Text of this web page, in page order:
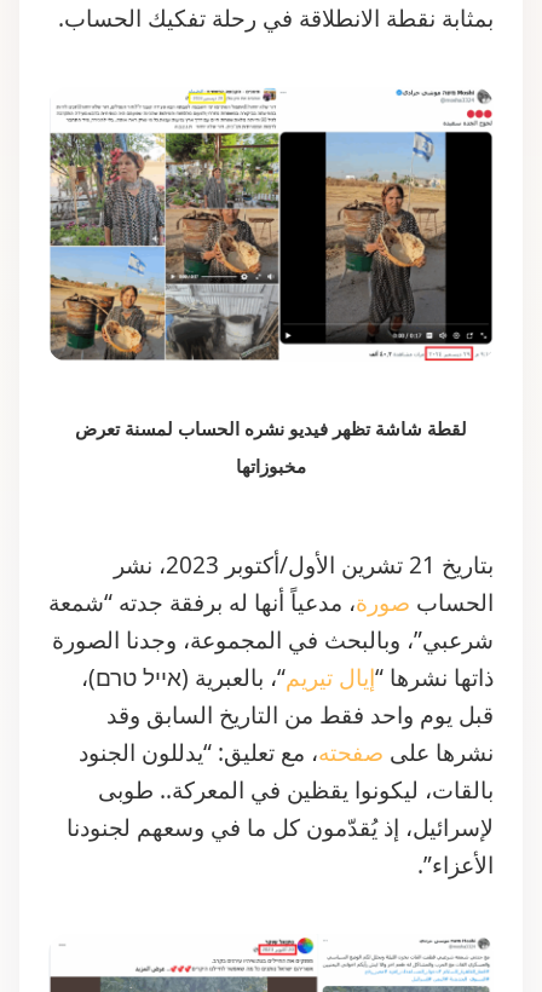
لقطة شاشة تظهر فيديو نشره الحساب لمسنة تعرض
، مدعياً أنها له برفقة جدته “شمعة
شرعبي”، وبالبحث في المجموعة، وجدنا الصورة
ذاتها نشرها “إيال تيريم “، بالعبرية (אייל טרם)،
قبل يوم واحد فقط من التاريخ السابق وقد
نشرها على صفحته، مع تعليق: “يدللون الجنود
بالقات، ليكونوا يقظين في المعركة.. طوبى
لإسرائيل، إذ يُقدّمون كل ما في وسعهم لجنودنا
الأعزاء”.